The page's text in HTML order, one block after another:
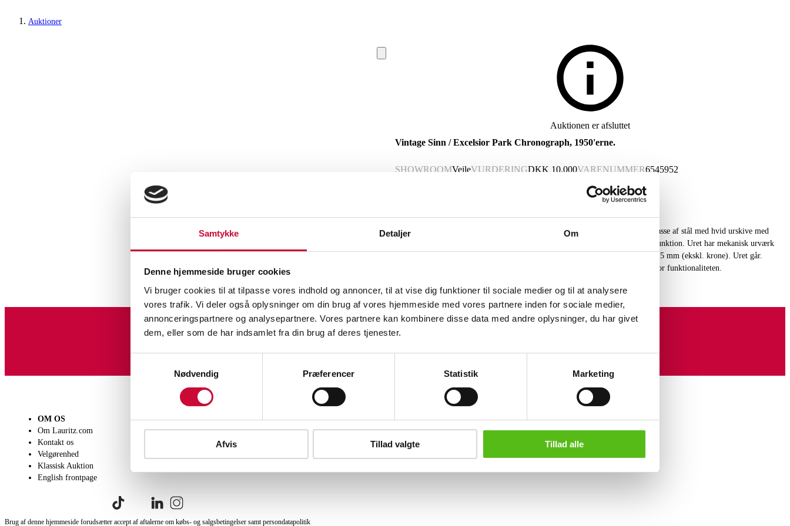
Samtykke Detaljer Om
Denne hjemmeside bruger cookies
Vi bruger cookies til at tilpasse vores indhold og annoncer, til at vise dig funktioner til sociale medier og til at analysere
vores trafik. Vi deler også oplysninger om din brug af vores hjemmeside med vores partnere inden for sociale medier,
annonceringspartnere og analysepartnere. Vores partnere kan kombinere disse data med andre oplysninger, du har givet
dem, eller som de har indsamlet fra din brug af deres tjenester.
Nødvendig
Præferencer Statistik Marketing
Afvis Tillad valgte Tillad alle
Auktioner
Auktionen er afsluttet
Vintage Sinn / Excelsior Park Chronograph, 1950'erne.
SHOWROOMVejleVURDERINGDKK 10.000VARENUMMER6545952
Vintage Sinn / Excelsior Park Chronograph, 1950'erne. Herrearmbåndsur i urkasse af stål med hvid urskive med
logo, arabertal, to visere, small seconds samt viser og sub dial til chronographfunktion. Uret har mekanisk urværk
med manuelt optræk cal. 4 Excelsior Park. Monteret med sort læderrem. Ø: 37,5 mm (ekskl. krone). Uret går.
Fremstår med brugsspor, bagkapsel med gravering. Lauritz.com indestår ikke for funktionaliteten.
Lignende varer
OM OS
Om Lauritz.com
Kontakt os
Velgørenhed
Klassisk Auktion
English frontpage
SÆLG
Få en vurdering
KØB
Levering
Brug af denne hjemmeside forudsætter accept af aftalerne om købs- og salgsbetingelser samt persondatapolitik